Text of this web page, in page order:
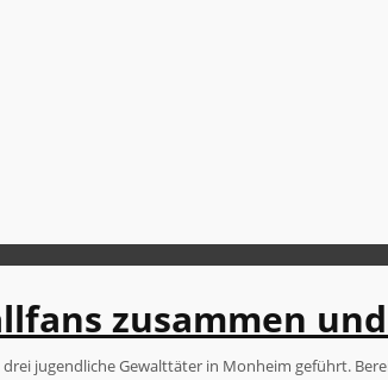
zusammen
jugendliche Gewalttäter in Monheim geführt.